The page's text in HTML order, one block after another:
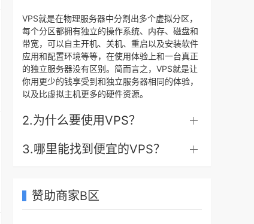
VPS就是在物理服务器中分割出多个虚拟分区，
每个分区都拥有独立的操作系统、内存、磁盘和
带宽，可以自主开机、关机、重启以及安装软件
应用和配置环境等等，在使用体验上和一台真正
的独立服务器没有区别。简而言之，VPS就是让
你用更少的钱享受到和独立服务器相同的体验，
以及比虚拟主机更多的硬件资源。
2.为什么要使用VPS？
3.哪里能找到便宜的VPS？
赞助商家B区